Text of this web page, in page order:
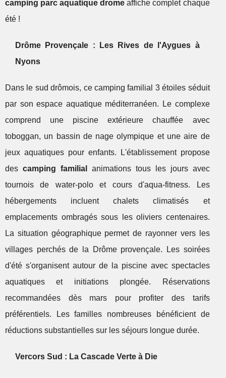
camping parc aquatique drome affiche complet chaque
été !
Drôme Provençale : Les Rives de l'Aygues à
Nyons
Dans le sud drômois, ce camping familial 3 étoiles séduit
par son espace aquatique méditerranéen. Le complexe
comprend une piscine extérieure chauffée avec
toboggan, un bassin de nage olympique et une aire de
jeux aquatiques pour enfants. L'établissement propose
des camping familial
animations tous les jours avec
tournois de water-polo et cours d'aqua-fitness. Les
hébergements incluent chalets climatisés et
emplacements ombragés sous les oliviers centenaires.
La situation géographique permet de rayonner vers les
villages perchés de la Drôme provençale. Les soirées
d'été s'organisent autour de la piscine avec spectacles
aquatiques et initiations plongée. Réservations
recommandées dès mars pour profiter des tarifs
préférentiels. Les familles nombreuses bénéficient de
réductions substantielles sur les séjours longue durée.
Vercors Sud : La Cascade Verte à Die